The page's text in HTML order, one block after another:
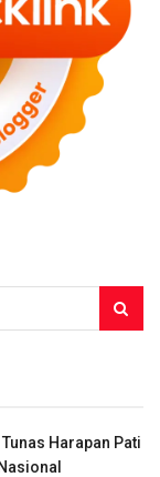
Harapan Pati